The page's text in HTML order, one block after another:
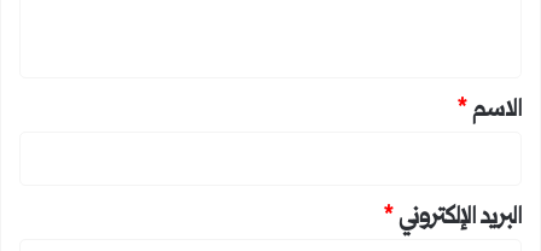
*
الاسم*
البريد الإلكتروني*